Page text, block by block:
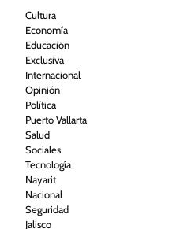
Cultura
Economía
Educación
Exclusiva
Internacional
Opinión
Política
Puerto Vallarta
Salud
Sociales
Tecnología
Nayarit
Nacional
Seguridad
Jalisco